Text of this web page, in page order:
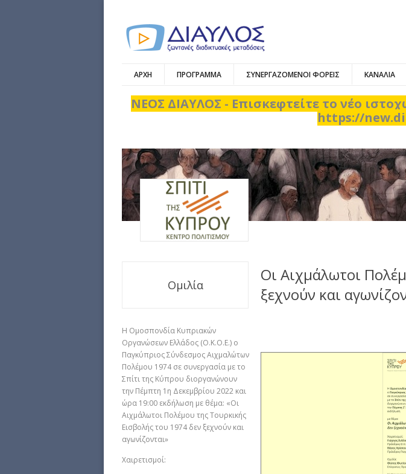
ΑΡΧΗ ΠΡΟΓΡΑΜΜΑ ΣΥΝΕΡΓΑΖΟΜΕΝΟΙ ΦΟΡΕΙΣ ΚΑΝΑΛΙΑ
ΝΕΟΣ ΔΙΑΥΛΟΣ - Επισκεφτείτε το νέο
https://
Οι Αιχμάλωτοι
ξεχνούν και
Ομιλία
Η Ομοσπονδία Κυπριακών
Οργανώσεων Ελλάδος (Ο.Κ.Ο.Ε.) ο
Παγκύπριος Σύνδεσμος Αιχμαλώτων
Πολέμου 1974 σε συνεργασία με το
Σπίτι της Κύπρου διοργανώνουν
την Πέμπτη 1η Δεκεμβρίου 2022 και
ώρα 19:00 εκδήλωση με θέμα: «Οι
Αιχμάλωτοι Πολέμου της Τουρκικής
Εισβολής του 1974 δεν ξεχνούν και
αγωνίζονται»
Χαιρετισμοί: